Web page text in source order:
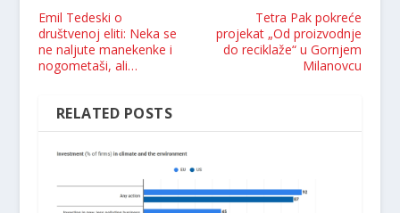
Emil Tedeski o
društvenoj eliti: Neka se
ne naljute manekenke i
nogometaši, ali…
Tetra Pak pokreće
projekat „Od proizvodnje
do reciklaže“ u Gornjem
Milanovcu
RELATED POSTS